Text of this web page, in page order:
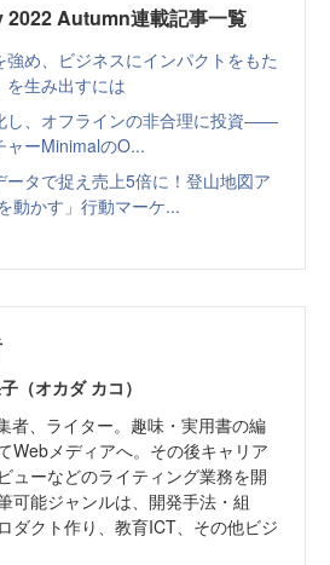
2022 Autumn連載記事一覧
め、ビジネスにインパクトをもた
を生み出すには
し、オフラインの非合理に投資――
ャーMinimalのO...
ータで捉え売上5倍に！登山地図ア
動かす」行動マーケ...
（オカダ カコ）
者、ライター。趣味・実用書の編
Webメディアへ。その後キャリア
ューなどのライティング業務を開
可能ジャンルは、開発手法・組
ダクト作り、教育ICT、その他ビジ